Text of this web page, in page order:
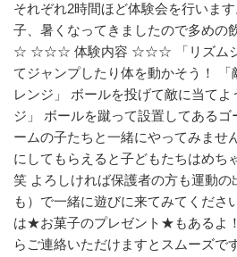
それぞれ2時間ほど体験会を行いま
子、暑くなってきましたので多めの
☆ ☆☆☆ 体験内容 ☆☆☆ 「リズムジ
てジャンプしたり体を動かそう！ 「
レンジ」 ボールを投げて敵に当てよ
ジ」 ボールを蹴って設置してあるゴ
ームの子たちと一緒にやってみませ
にしてもらえると子どもたちはめち
笑 よろしければ保護者の方も運動
も）で一緒に遊びに来てみてくださ
は★お菓子のプレゼント★もあるよ
らご連絡いただけますとスムーズで